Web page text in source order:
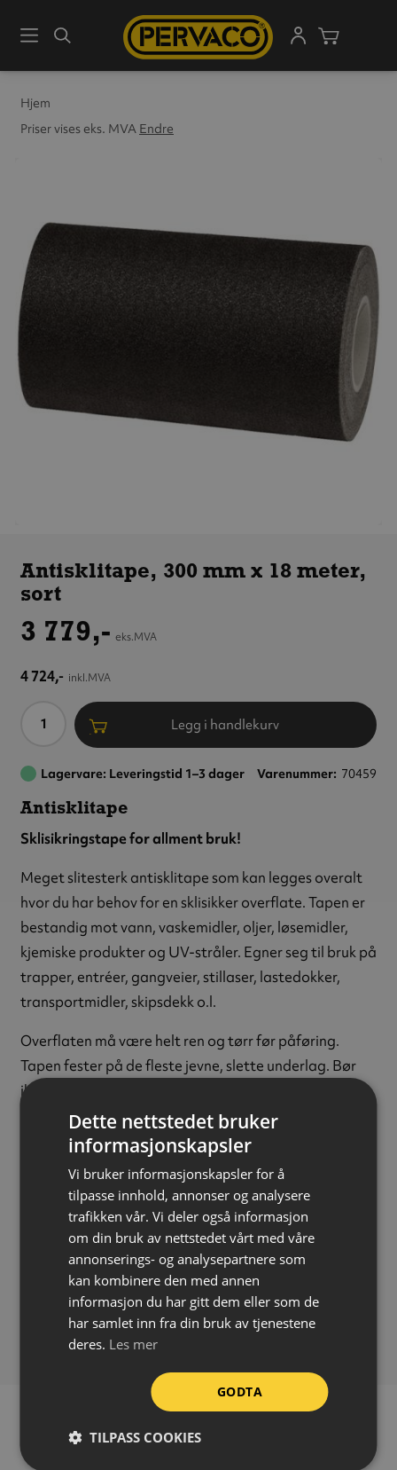
MenySøk
Hjem
Priser vises eks. MVA Endre
sort
Antisklitape, 300 mm x 18 meter,
sort
3 779,- eks.MVA
4 724,- inkl.MVA
Antall Legg i handlekurv
Lagervare: Leveringstid 1–3 dager Varenummer 70459
Antisklitape
Sklisikringstape for allment bruk!
Meget slitesterk antisklitape som kan legges overalt
hvor du har behov for en sklisikker overflate. Tapen er
bestandig mot vann, vaskemidler, oljer, løsemidler,
kjemiske produkter og UV-stråler. Egner seg til bruk på
trapper, entréer, gangveier, stillaser, lastedokker,
transportmidler, skipsdekk o.l.
Overflaten må være helt ren og tørr før påføring.
Tapen fester på de fleste jevne, slette underlag. Bør
ikke brukes på skifer. Hjørnene bør avrundes med saks
eller kniv.
Sort
Grovhetsgrad:★★★☆
Materiale:PVC/aluminiumskorn
300 mm
Påføring:Selvklebende
Påføringstemperatur:Over +10 °C
Bruksområde:Ute/inne
Forpakning:Rull á 18 meter
Dette nettstedet bruker
informasjonskapsler
Vi bruker informasjonskapsler for å
tilpasse innhold, annonser og analysere
trafikken vår. Vi deler også informasjon
om din bruk av nettstedet vårt med våre
annonserings- og analysepartnere som
kan kombinere den med annen
informasjon du har gitt dem eller som de
har samlet inn fra din bruk av tjenestene
deres. Les mer
GODTA
TILPASS COOKIES